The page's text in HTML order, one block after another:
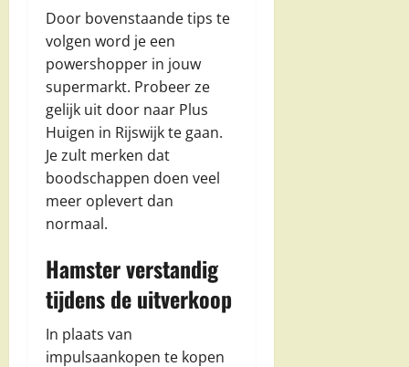
Door bovenstaande tips te
volgen word je een
powershopper in jouw
supermarkt. Probeer ze
gelijk uit door naar Plus
Huigen in Rijswijk te gaan.
Je zult merken dat
boodschappen doen veel
meer oplevert dan
normaal.
Hamster verstandig
tijdens de uitverkoop
In plaats van
impulsaankopen te kopen